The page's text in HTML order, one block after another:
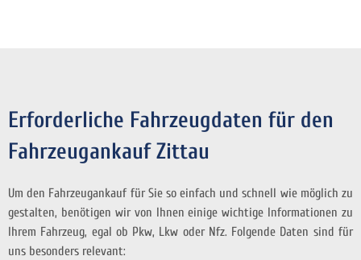
Erforderliche Fahrzeugdaten für den
Fahrzeugankauf Zittau
Um den Fahrzeugankauf für Sie so einfach und schnell wie möglich zu
gestalten, benötigen wir von Ihnen einige wichtige Informationen zu
Ihrem Fahrzeug, egal ob Pkw, Lkw oder Nfz. Folgende Daten sind für
uns besonders relevant: